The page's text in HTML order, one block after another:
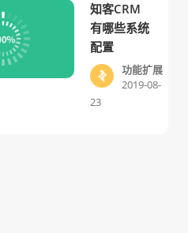
知客CRM
有哪些系统
配置
功能扩展
2019-08-
23